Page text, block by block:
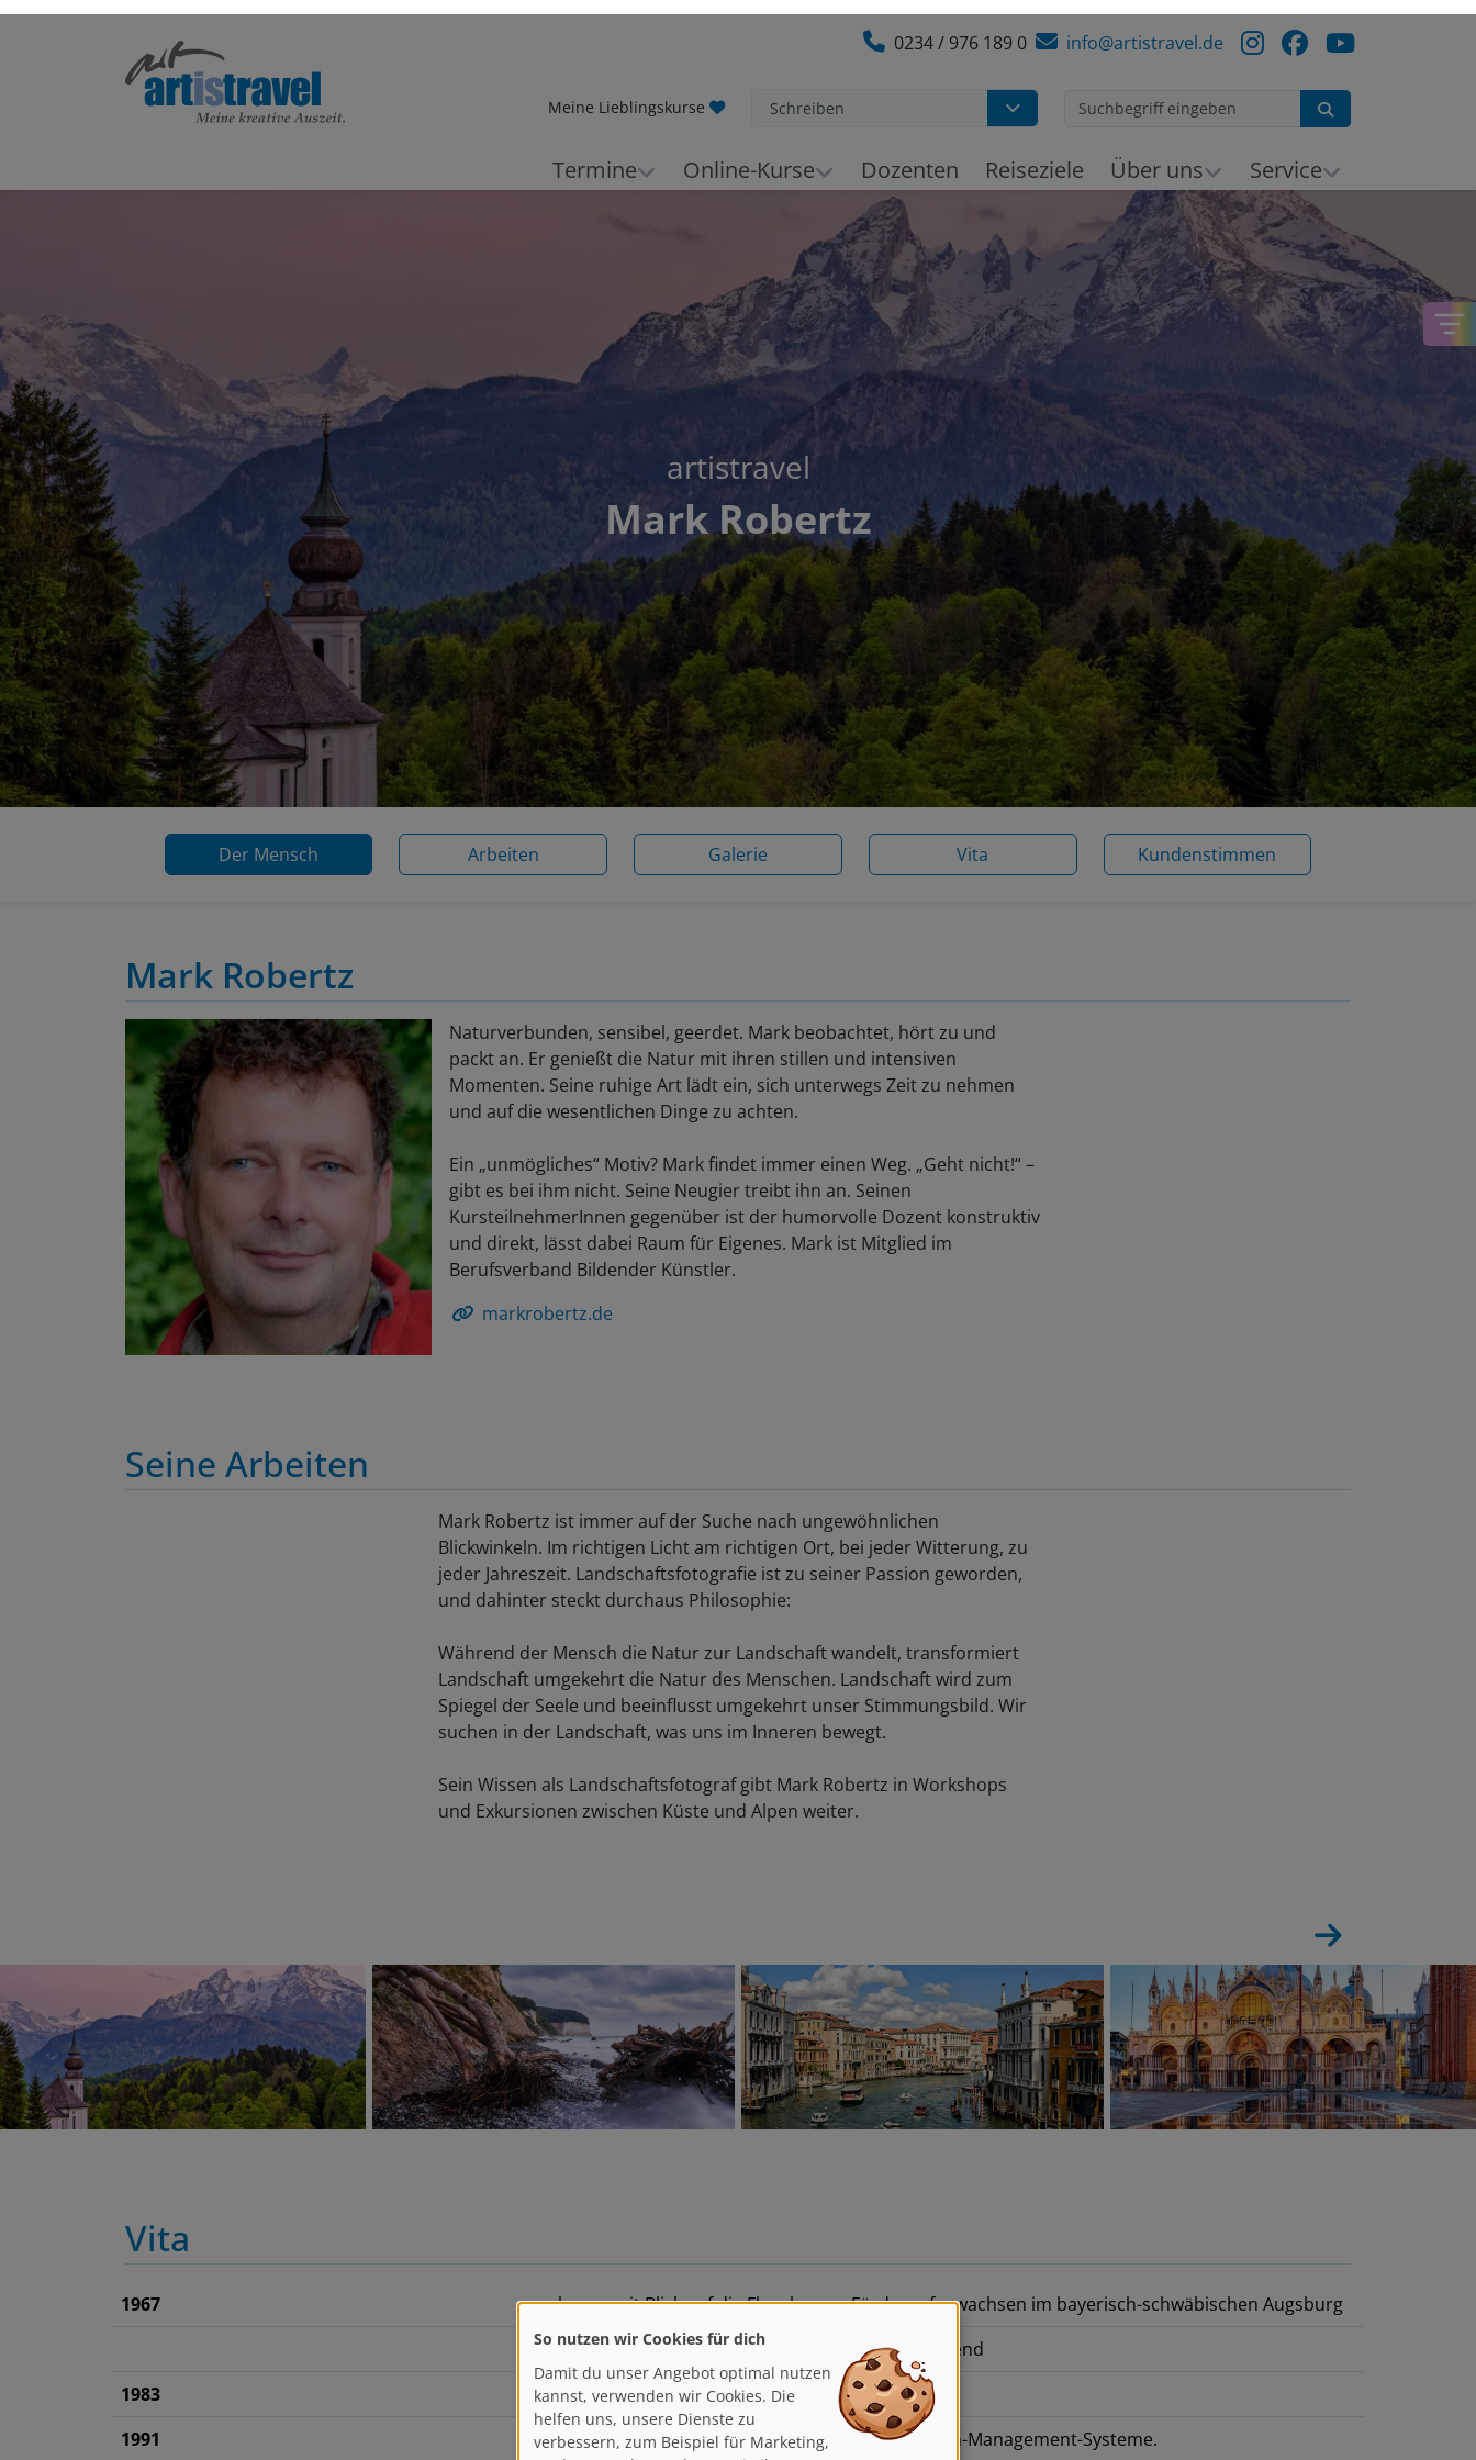
Suchen
Termine Online-Kurse Dozenten Reiseziele Über uns Service
artistravel
Mark Robertz
Der Mensch Arbeiten Galerie Vita Kundenstimmen
Mark Robertz
Naturverbunden, sensibel, geerdet. Mark beobachtet, hört zu und
packt an. Er genießt die Natur mit ihren stillen und intensiven
Momenten. Seine ruhige Art lädt ein, sich unterwegs Zeit zu nehmen
und auf die wesentlichen Dinge zu achten.
Ein „unmögliches“ Motiv? Mark findet immer einen Weg. „Geht nicht!“ –
gibt es bei ihm nicht. Seine Neugier treibt ihn an. Seinen
KursteilnehmerInnen gegenüber ist der humorvolle Dozent konstruktiv
und direkt, lässt dabei Raum für Eigenes. Mark ist Mitglied im
Berufsverband Bildender Künstler.
markrobertz.de
Seine Arbeiten
Mark Robertz ist immer auf der Suche nach ungewöhnlichen
Blickwinkeln. Im richtigen Licht am richtigen Ort, bei jeder Witterung, zu
jeder Jahreszeit. Landschaftsfotografie ist zu seiner Passion geworden,
und dahinter steckt durchaus Philosophie:
Während der Mensch die Natur zur Landschaft wandelt, transformiert
Landschaft umgekehrt die Natur des Menschen. Landschaft wird zum
Spiegel der Seele und beeinflusst umgekehrt unser Stimmungsbild. Wir
suchen in der Landschaft, was uns im Inneren bewegt.
Sein Wissen als Landschaftsfotograf gibt Mark Robertz in Workshops
und Exkursionen zwischen Küste und Alpen weiter.
Vita
1967
geboren mit Blick auf die Flensburger Förde, aufgewachsen im bayerisch-schwäbischen Augsburg
Erste Fotografische Erfahrungen bereits in der Jugend
1983
Ausbildung zum Maschinenschlosser
1991
Projektmanagement für Dokumenten- und Kunden-Management-Systeme.
kannst, verwenden wir Cookies. Die
helfen uns, unsere Dienste zu
verbessern, zum Beispiel für Marketing,
Analysen und Besucher-Statistiken.